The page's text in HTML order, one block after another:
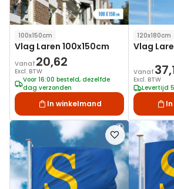
100x150cm
Vlag Laren 100x150cm
Vanaf 20,62
Excl. BTW
Voor 16:00 besteld, dezelfde
dag verzonden
In winkelmand
120x180cm
Vlag
Vanaf
Excl. BTW
Levertijd
Voeg
toe
aan
verlanglijst